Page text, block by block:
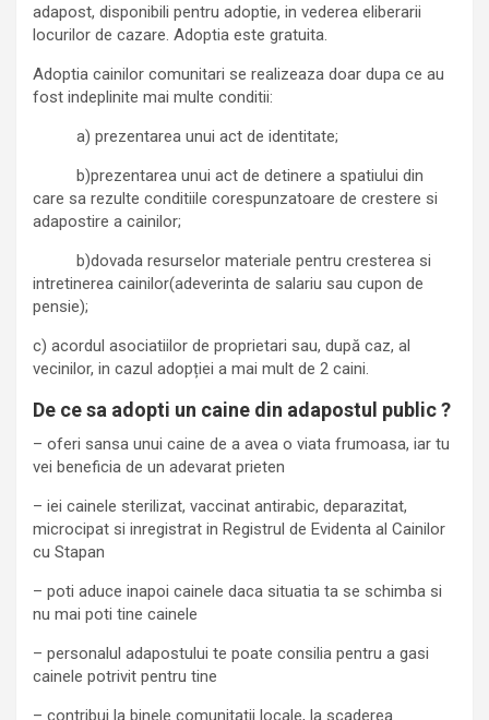
adapost, disponibili pentru adoptie, in vederea eliberarii
locurilor de cazare. Adoptia este gratuita.
Adoptia cainilor comunitari se realizeaza doar dupa ce au
fost indeplinite mai multe conditii:
a) prezentarea unui act de identitate;
b)prezentarea unui act de detinere a spatiului din
care sa rezulte conditiile corespunzatoare de crestere si
adapostire a cainilor;
b)dovada resurselor materiale pentru cresterea si
intretinerea cainilor(adeverinta de salariu sau cupon de
pensie);
c) acordul asociatiilor de proprietari sau, după caz, al
vecinilor, in cazul adopției a mai mult de 2 caini.
De ce sa adopti un caine din adapostul public ?
– oferi sansa unui caine de a avea o viata frumoasa, iar tu
vei beneficia de un adevarat prieten
– iei cainele sterilizat, vaccinat antirabic, deparazitat,
microcipat si inregistrat in Registrul de Evidenta al Cainilor
cu Stapan
– poti aduce inapoi cainele daca situatia ta se schimba si
nu mai poti tine cainele
– personalul adapostului te poate consilia pentru a gasi
cainele potrivit pentru tine
– contribui la binele comunitatii locale, la scaderea